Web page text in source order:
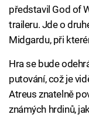
představil God of
traileru. Jde o
Midgardu, při
Hra se bude
putování, což je
Atreus znatelně
známých hrdinů,